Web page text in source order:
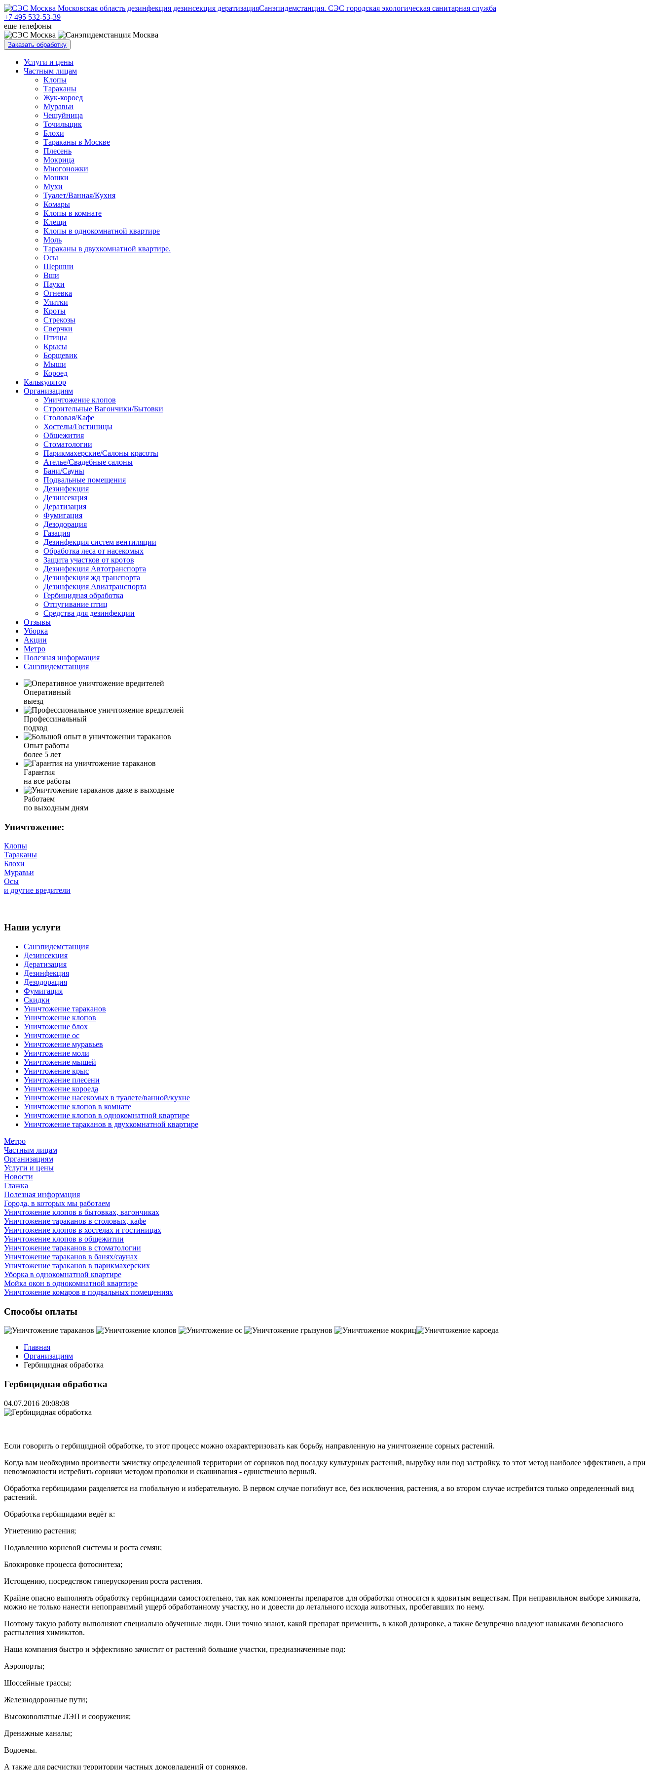
Санэпидемстанция. СЭС городская экологическая санитарная служба
+7 495 532-53-39
еще телефоны
Заказать обработку
Услуги и цены
Частным лицам
Клопы
Тараканы
Жук-короед
Муравьи
Чешуйница
Точильщик
Блохи
Тараканы в Москве
Плесень
Мокрица
Многоножки
Мошки
Мухи
Туалет/Ванная/Кухня
Комары
Клопы в комнате
Клещи
Клопы в однокомнатной квартире
Моль
Тараканы в двухкомнатной квартире.
Осы
Шершни
Вши
Пауки
Огневка
Улитки
Кроты
Стрекозы
Сверчки
Птицы
Крысы
Борщевик
Мыши
Короед
Калькулятор
Организациям
Уничтожение клопов
Строительные Вагончики/Бытовки
Столовая/Кафе
Хостелы/Гостиницы
Общежития
Стоматологии
Парикмахерские/Салоны красоты
Ателье/Свадебные салоны
Бани/Сауны
Подвальные помещения
Дезинфекция
Дезинсекция
Дератизация
Фумигация
Дезодорация
Газация
Дезинфекция систем вентиляции
Обработка леса от насекомых
Защита участков от кротов
Дезинфекция Автотранспорта
Дезинфекция жд транспорта
Дезинфекция Авиатранспорта
Гербицидная обработка
Отпугивание птиц
Средства для дезинфекции
Отзывы
Уборка
Акции
Метро
Полезная информация
Санэпидемстанция
Оперативный
выезд
Профессинальный
подход
Опыт работы
более 5 лет
Гарантия
на все работы
Работаем
по выходным дням
Уничтожение:
Клопы
Тараканы
Блохи
Муравьи
Осы
и другие вредители
Наши услуги
Санэпидемстанция
Дезинсекция
Дератизация
Дезинфекция
Дезодорация
Фумигация
Скидки
Уничтожение тараканов
Уничтожение клопов
Уничтожение блох
Уничтожение ос
Уничтожение муравьев
Уничтожение моли
Уничтожение мышей
Уничтожение крыс
Уничтожение плесени
Уничтожение короеда
Уничтожение насекомых в туалете/ванной/кухне
Уничтожение клопов в комнате
Уничтожение клопов в однокомнатной квартире
Уничтожение тараканов в двухкомнатной квартире
Метро
Частным лицам
Организациям
Услуги и цены
Новости
Глажка
Полезная информация
Города, в которых мы работаем
Уничтожение клопов в бытовках, вагончиках
Уничтожение тараканов в столовых, кафе
Уничтожение клопов в хостелах и гостиницах
Уничтожение клопов в общежитии
Уничтожение тараканов в стоматологии
Уничтожение тараканов в банях/саунах
Уничтожение тараканов в парикмахерских
Уборка в однокомнатной квартире
Мойка окон в однокомнатной квартире
Уничтожение комаров в подвальных помещениях
Способы оплаты
Главная
Организациям
Гербицидная обработка
Гербицидная обработка
04.07.2016 20:08:08
Если говорить о гербицидной обработке, то этот процесс можно охарактеризовать как борьбу, направленную на уничтожение сорных растений.
Когда вам необходимо произвести зачистку определенной территории от сорняков под посадку культурных растений, вырубку или под застройку, то этот метод наиболее эффективен, а при
невозможности истребить сорняки методом прополки и скашивания - единственно верный.
Обработка гербицидами разделяется на глобальную и изберательную. В первом случае погибнут все, без исключения, растения, а во втором случае истребится только определенный вид
растений.
Обработка гербицидами ведёт к:
Угнетению растения;
Подавлению корневой системы и роста семян;
Блокировке процесса фотосинтеза;
Истощению, посредством гиперускорения роста растения.
Крайне опасно выполнять обработку гербицидами самостоятельно, так как компоненты препаратов для обработки относятся к ядовитым веществам. При неправильном выборе химиката,
можно не только нанести непоправимый ущерб обработанному участку, но и довести до летального исхода животных, пробегавших по нему.
Поэтому такую работу выполняют специально обученные люди. Они точно знают, какой препарат применить, в какой дозировке, а также безупречно владеют навыками безопасного
распыления химикатов.
Наша компания быстро и эффективно зачистит от растений большие участки, предназначенные под:
Аэропорты;
Шоссейные трассы;
Железнодорожные пути;
Высоковольтные ЛЭП и сооружения;
Дренажные каналы;
Водоемы.
А также для расчистки территории частных домовладений от сорняков.